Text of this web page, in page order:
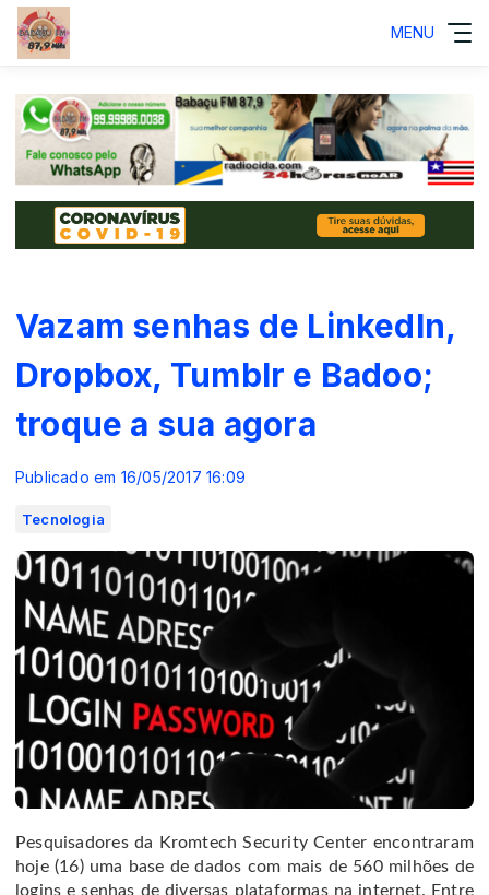
MENU
Vazam senhas de LinkedIn,
Dropbox, Tumblr e Badoo;
troque a sua agora
Publicado em 16/05/2017 16:09
Tecnologia
Pesquisadores da Kromtech Security Center encontraram
hoje (16) uma base de dados com mais de 560 milhões de
logins e senhas de diversas plataformas na internet. Entre